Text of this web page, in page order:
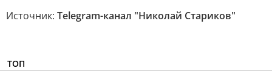
Источник: Telegram-канал "Николай Стариков"
ТОП